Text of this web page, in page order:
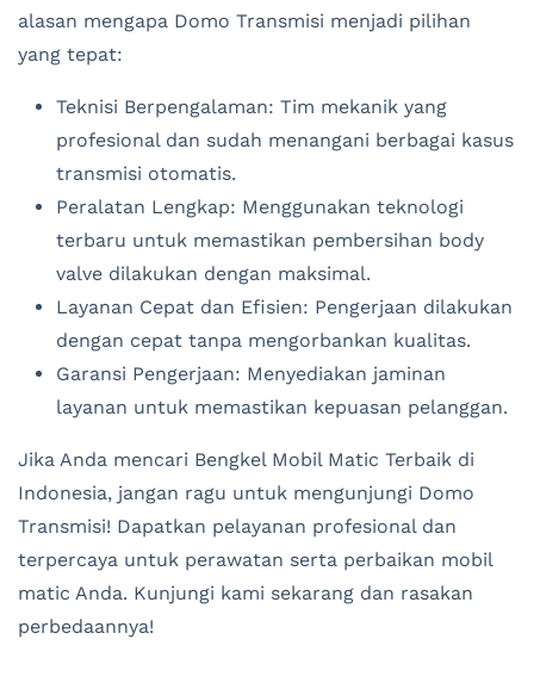
alasan mengapa Domo Transmisi menjadi pilihan
yang tepat:
Teknisi Berpengalaman: Tim mekanik yang
profesional dan sudah menangani berbagai kasus
transmisi otomatis.
Peralatan Lengkap: Menggunakan teknologi
terbaru untuk memastikan pembersihan body
valve dilakukan dengan maksimal.
Layanan Cepat dan Efisien: Pengerjaan dilakukan
dengan cepat tanpa mengorbankan kualitas.
Garansi Pengerjaan: Menyediakan jaminan
layanan untuk memastikan kepuasan pelanggan.
Jika Anda mencari Bengkel Mobil Matic Terbaik di
Indonesia, jangan ragu untuk mengunjungi Domo
Transmisi! Dapatkan pelayanan profesional dan
terpercaya untuk perawatan serta perbaikan mobil
matic Anda. Kunjungi kami sekarang dan rasakan
perbedaannya!